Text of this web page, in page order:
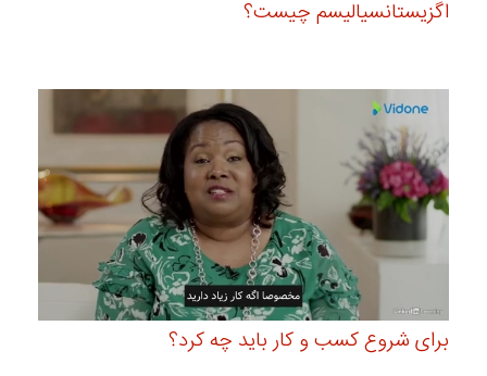
اگزیستانسیالیسم چیست؟
برای شروع کسب و کار باید چه کرد؟